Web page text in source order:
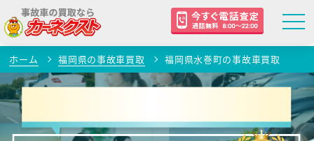
ホーム 福岡県の事故車買取 福岡県水巻町の事故車買取